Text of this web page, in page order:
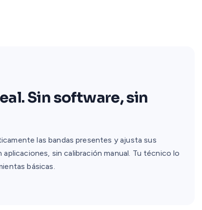
Sin software, sin
las bandas presentes y ajusta sus
sin calibración manual. Tu técnico lo
básicas.